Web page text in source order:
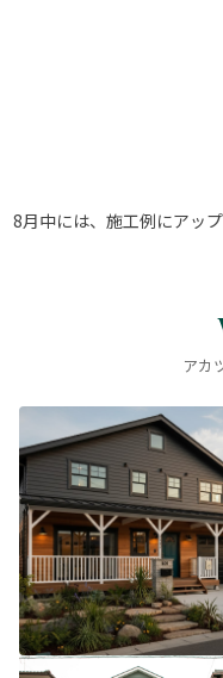
8月中には、施工例にアッ
アカ